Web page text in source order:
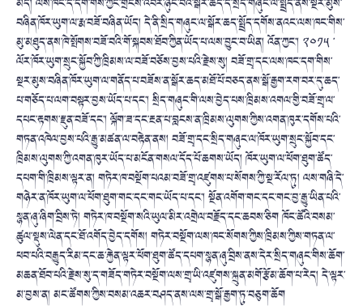
བཞིན་ཁོར་ཡུག་ལ་རྨ་བཟོ་བཞིན་ཡོད། དེ་ནི་སྲིད་གཞུང་ལ་སྒོར་ཆད་སྤྲོད་དགོས་ནའང་ལས་ཁང་གིས་
མུ་མཐུད་ནས་ཁེ་སྤོགས་བཟོ་བའི་གོ་སྐབས་ཐོབ་ཀྱིན་ཡོད་པ་ལས་བྱུང་བ་ཡིན། འོན་ཀྱང་། ༢༠༡༥ ་
ལོར་ཁོར་ཡུག་སྲུང་སྐྱོབ་ཀྱི་ཁྲིམས་ལ་བཟོ་བཅོས་བྱས་པའི་རྗེས་སུ། བཟོ་གྲྭ་དང་ལས་ཁང་དག་གིས་
སྔར་མུས་བཞིན་ཁོར་ཡུག་ལ་གནོད་པ་བཟོས་ན་སྒོར་ཆད་མཐོ་པོ་བཅད་ནས་སྒོ་རྒྱག་རག་བར་དུ་ཆད་
པ་གཅོད་པ་ལག་བསྟར་བྱས་ཡོད་པ་དང་། སྲིད་གཞུང་གི་ལས་བྱེད་པས་ཁྲིམས་འགལ་གྱི་བཟོ་གྲྭ་ལ་
དཔང་རྟགས་རྫུན་བཟོ་དང་། ལྐོག་ཟ་དང་རྔན་པ་བླངས་ན་ཁྲིམས་ལུགས་ཀྱིས་འགན་ཁུར་དགོས་པའི་
གཏན་འཁེལ་བྱས་པའི་རྒྱུ་མཚན་ལ་བརྟེན་ནས། བཟོ་གྲྭ་དང་སྲིད་གཞུང་ལ་ཁོར་ཡུག་སྲུང་སྐྱོབ་དང་
ཁྲིམས་ལུགས་ཀྱི་འགན་ཁུར་ཡོད་པ་མངོན་གསལ་དོད་པོ་ཆགས་ཡོད། ཁོར་ཡུག་ལ་ཕོག་ཐུག་ཚོད་
དཔག་གི་ཁྲིམས་ལྟར་ན། གཏེར་ཁ་བསྔོག་པའམ་བཟོ་གྲྭ་འཛུགས་པ་སོགས་ཀྱི་སྔ་རོལ་ཏུ། ལས་གཞི་དེ་
གཉེར་ན་ཁོར་ཡུག་ལ་ཕོག་ཐུག་གང་དང་གང་ཡོད་པ་དང་། སྔོན་འགོག་གང་དང་གང་བྱ་རྒྱུ་ཡིན་པའི་
སྙན་ཞུ་ཞིག་བྲིས་ཏེ། གཏེར་ཁ་བསྔོག་སའི་ཡུལ་མིར་འགྲེལ་བརྗོད་དང་ཆབས་ཅིག ཁོང་ཚོའི་བསམ་
ཚུལ་སྡུས་ལེན་དང་ཐོ་འགོད་བྱེད་དགོས། གཏེར་བསྔོག་ལས་ཁང་སོགས་ཀྱིས་ཁྲིམས་ཀྱིས་གཏན་ལ་
ཕབ་པའི་བརྒྱུད་རིམ་དང་ཆ་རྐྱེན་ལྟར་ཕོག་ཐུག་ཚོད་དཔག་སྙན་ཞུ་བྲིས་ནས་དེར་སྲིད་གཞུང་གིས་ཆོག་
མཆན་ཐོབ་པའི་རྗེས་སུ་ད་གཟོད་གཏེར་བསྔོག་ལས་གྲྭ་ཡི་འཛུགས་སྐྲུན་མགོ་རྩོམ་ཆོག་པ་རེད། དེ་ལྟར་
མ་བྱས་ན། མང་ཚོགས་ཀྱིས་བསམ་འཆར་བཤད་ནས་ལས་གྲྭ་སྒོ་རྒྱག་ཏུ་བཅུག་ཆོག